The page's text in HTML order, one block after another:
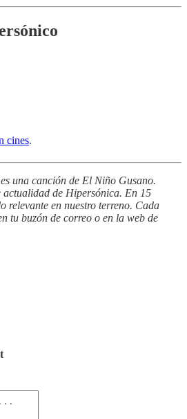
cines.
una canción de El Niño Gusano.
actualidad de Hipersónica. En 15
relevante en nuestro terreno. Cada
tu buzón de correo o en la web de